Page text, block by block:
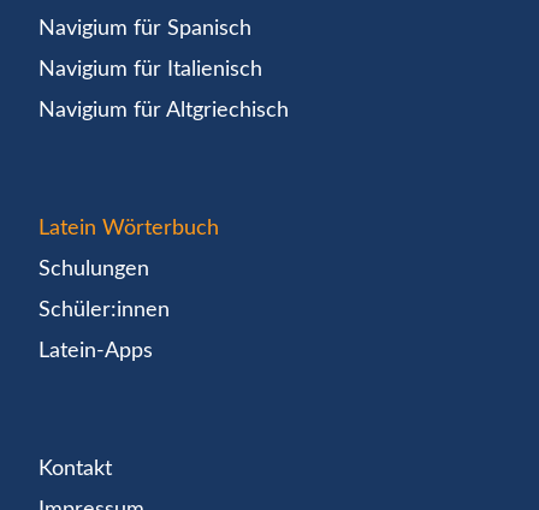
Navigium für Spanisch
Navigium für Italienisch
Navigium für Altgriechisch
Latein Wörterbuch
Schulungen
Schüler:innen
Latein-Apps
Kontakt